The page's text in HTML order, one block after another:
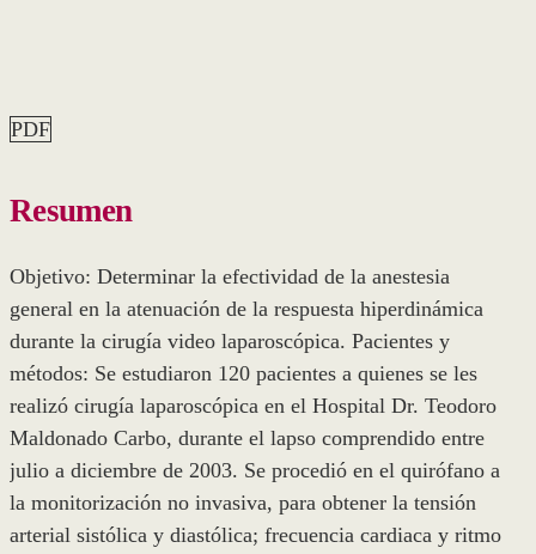
PDF
Resumen
Objetivo: Determinar la efectividad de la anestesia
general en la atenuación de la respuesta hiperdinámica
durante la cirugía video laparoscópica. Pacientes y
métodos: Se estudiaron 120 pacientes a quienes se les
realizó cirugía laparoscópica en el Hospital Dr. Teodoro
Maldonado Carbo, durante el lapso comprendido entre
julio a diciembre de 2003. Se procedió en el quirófano a
la monitorización no invasiva, para obtener la tensión
arterial sistólica y diastólica; frecuencia cardiaca y ritmo